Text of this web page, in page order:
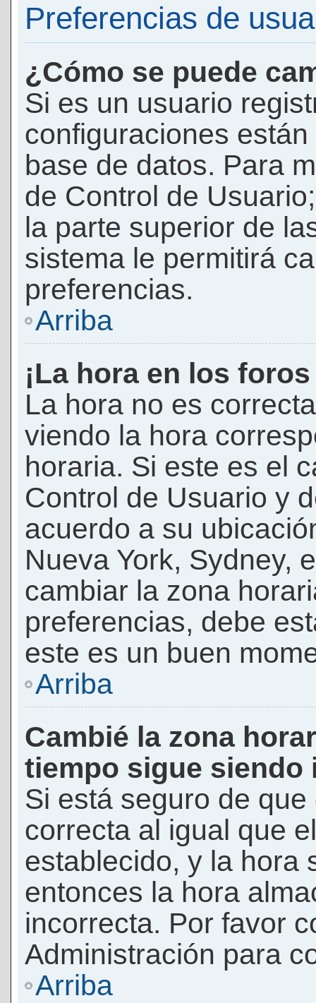
Preferencias de
¿Cómo se puede
Si es un usuario
configuraciones
base de datos. Para
de Control de
la parte superior de
sistema le permitirá
preferencias.
Arriba
¡La hora en los
La hora no es
viendo la hora
horaria. Si este es el
Control de Usuario y
acuerdo a su
Nueva York, Sydney,
cambiar la zona
preferencias, debe
este es un buen
Arriba
Cambié la zona
tiempo sigue siendo
Si está seguro de
correcta al igual que
establecido, y la hora
entonces la hora
incorrecta. Por favor
Administración para
Arriba